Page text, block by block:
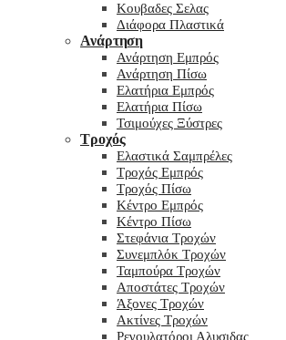
Κουβαδες Σελας
Διάφορα Πλαστικά
Ανάρτηση
Ανάρτηση Εμπρός
Ανάρτηση Πίσω
Ελατήρια Εμπρός
Ελατήρια Πίσω
Τσιμούχες Ξύστρες
Τροχός
Ελαστικά Σαμπρέλες
Τροχός Εμπρός
Τροχός Πίσω
Κέντρο Εμπρός
Κέντρο Πίσω
Στεφάνια Τροχών
Συνεμπλόκ Τροχών
Ταμπούρα Τροχών
Αποστάτες Τροχών
Άξονες Τροχών
Ακτίνες Τροχών
Ρεγουλατόροι Αλυσιδας